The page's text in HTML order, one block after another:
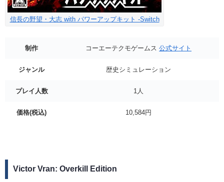
信長の野望・大志 with パワーアップキット -Switch
制作 コーエーテクモゲームス 公式サイト
ジャンル 歴史シミュレーション
プレイ人数 1人
価格(税込) 10,584円
Victor Vran: Overkill Edition